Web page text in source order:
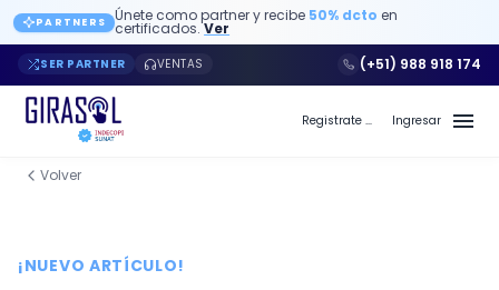
PARTNERS Únete como partner y recibe 50% dcto en
certificados.Ver
SER PARTNER VENTAS (+51) 988 918 174
Registrate a Girasol PE Ingresar
Volver
¡NUEVO ARTÍCULO!